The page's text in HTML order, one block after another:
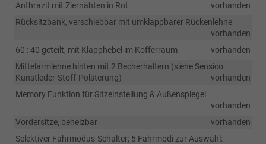
Anthrazit mit Ziernähten in Rot
vorhanden
Rücksitzbank, verschiebbar mit umklappbarer Rückenlehne
vorhanden
60 : 40 geteilt, mit Klapphebel im Kofferraum
vorhanden
Mittelarmlehne hinten mit 2 Becherhaltern (siehe Sensico
Kunstleder-Stoff-Polsterung)
vorhanden
Memory Funktion für Sitzeinstellung & Außenspiegel
vorhanden
Vordersitze, beheizbar
vorhanden
Selektiver Fahrmodus-Schalter; 5 Fahrmodi zur Auswahl: